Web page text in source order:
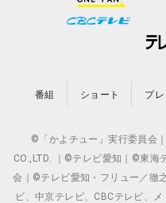
番組 ショート プ
©「かよチュー」実行委員会
CO.,LTD. ｜©テレビ愛知｜©東海
会｜©テレビ愛知・フリュー／徹
ビ、中京テレビ、CBCテレビ、